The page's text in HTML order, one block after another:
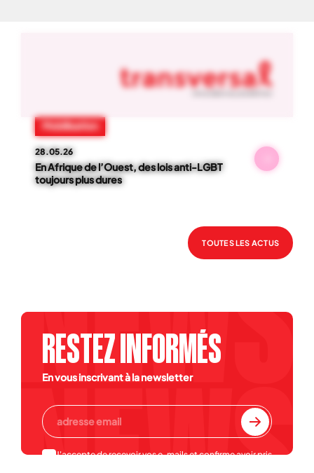
NOS ACTUS
Mobilisation
28.05.26
En Afrique de l’Ouest, des lois anti-LGBT
toujours plus dures
TOUTES LES ACTUS
RESTEZ INFORMÉS
En vous inscrivant à la newsletter
J'accepte de recevoir vos e-mails et confirme avoir pris